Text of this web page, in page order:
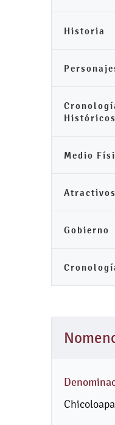
Historia
Históricos
Medio
Gobierno